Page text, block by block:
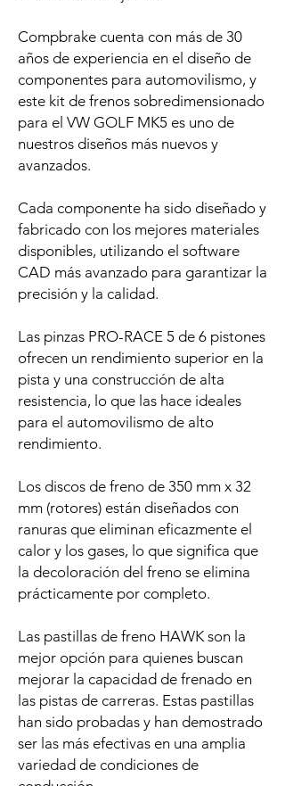
Compbrake cuenta con más de 30
años de experiencia en el diseño de
componentes para automovilismo, y
este kit de frenos sobredimensionado
para el VW GOLF MK5 es uno de
nuestros diseños más nuevos y
avanzados.
Cada componente ha sido diseñado y
fabricado con los mejores materiales
disponibles, utilizando el software
CAD más avanzado para garantizar la
precisión y la calidad.
Las pinzas PRO-RACE 5 de 6 pistones
ofrecen un rendimiento superior en la
pista y una construcción de alta
resistencia, lo que las hace ideales
para el automovilismo de alto
rendimiento.
Los discos de freno de 350 mm x 32
mm (rotores) están diseñados con
ranuras que eliminan eficazmente el
calor y los gases, lo que significa que
la decoloración del freno se elimina
prácticamente por completo.
Las pastillas de freno HAWK son la
mejor opción para quienes buscan
mejorar la capacidad de frenado en
las pistas de carreras. Estas pastillas
han sido probadas y han demostrado
ser las más efectivas en una amplia
variedad de condiciones de